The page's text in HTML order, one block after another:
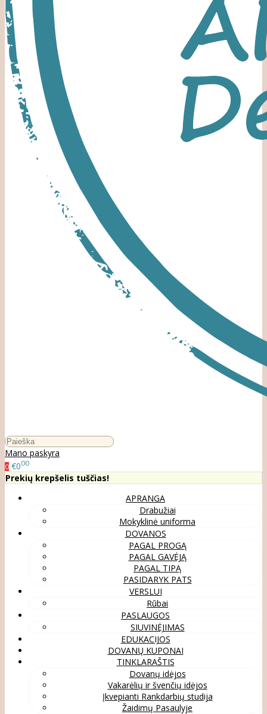
Mano paskyra
0 €000
Prekių krepšelis tuščias!
APRANGA
Drabužiai
Mokyklinė uniforma
DOVANOS
PAGAL PROGĄ
PAGAL GAVĖJĄ
PAGAL TIPĄ
PASIDARYK PATS
VERSLUI
Rūbai
PASLAUGOS
SIUVINĖJIMAS
EDUKACIJOS
DOVANŲ KUPONAI
TINKLARAŠTIS
Dovanų idėjos
Vakarėlių ir švenčių idėjos
Įkvepianti Rankdarbių studija
Žaidimų Pasaulyje